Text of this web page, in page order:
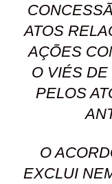
ATOS
AÇÕES
O VIÉS
PELOS
O
EXCLUI